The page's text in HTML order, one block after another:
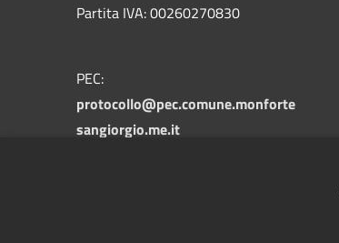
Partita IVA: 00260270830
PEC:
protocollo@pec.comune.monforte
sangiorgio.me.it